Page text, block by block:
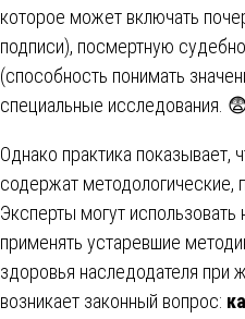
которое может включать
подписи), посмертную
(способность понимать
специальные исследования.
Однако практика показывает,
содержат методологические,
Эксперты могут
применять устаревшие
здоровья наследодателя при
возникает законный вопрос: